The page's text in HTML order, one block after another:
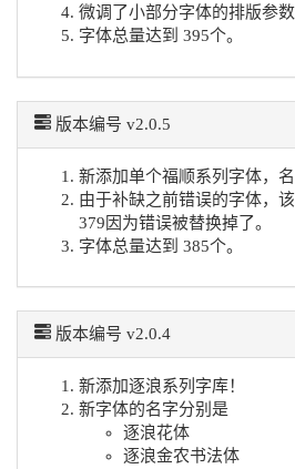
微调了小部分字体的排版参数
字体总量达到 395个。
版本编号 v2.0.5
新添加单个福顺系列字体，
由于补缺之前错误的字体，
379因为错误被替换掉了。
字体总量达到 385个。
版本编号 v2.0.4
新添加逐浪系列字库！
新字体的名字分别是
逐浪花体
逐浪金农书法体